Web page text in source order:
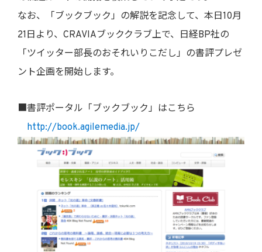
なお、「ブックブック」の解説を記念して、本日10月
21日より、CRAVIAブッククラブ上で、日経BP社の
「ツイッター部長のおそれいりこだし」の書評プレゼ
ント企画を開始します。
■書評ポータル「ブックブック」はこちら
http://book.agilemedia.jp/